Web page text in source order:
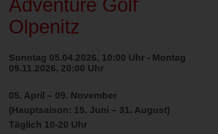
Adventure Golf
Olpenitz
Sonntag 05.04.2026, 10:00 Uhr - Montag
09.11.2026, 20:00 Uhr
05. April – 09. November
(Hauptsaison: 15. Juni – 31. August)
Täglich 10-20 Uhr